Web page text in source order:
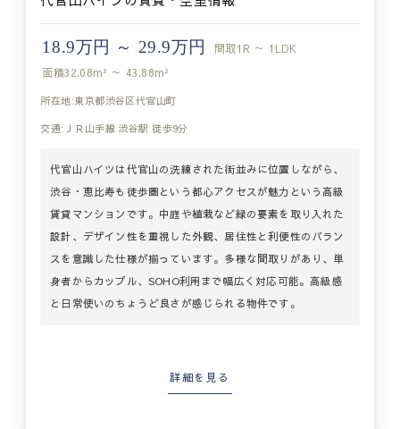
18.9万円 ～ 29.9万円 間取1R ～ 1LDK
面積32.08m² ～ 43.88m²
所在地:東京都渋谷区代官山町
交通:ＪＲ山手線 渋谷駅 徒歩9分
代官山ハイツは代官山の洗練された街並みに位置しながら、
渋谷・恵比寿も徒歩圏という都心アクセスが魅力という高級
賃貸マンションです。中庭や植栽など緑の要素を取り入れた
設計、デザイン性を重視した外観、居住性と利便性のバラン
スを意識した仕様が揃っています。多様な間取りがあり、単
身者からカップル、SOHO利用まで幅広く対応可能。高級感
と日常使いのちょうど良さが感じられる物件です。
詳細を見る